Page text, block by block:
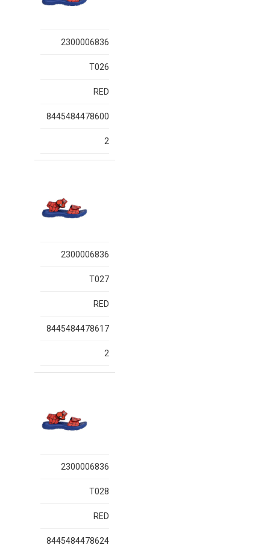
2300006836
T026
RED
8445484478600
2
2300006836
T027
RED
8445484478617
2
2300006836
T028
RED
8445484478624